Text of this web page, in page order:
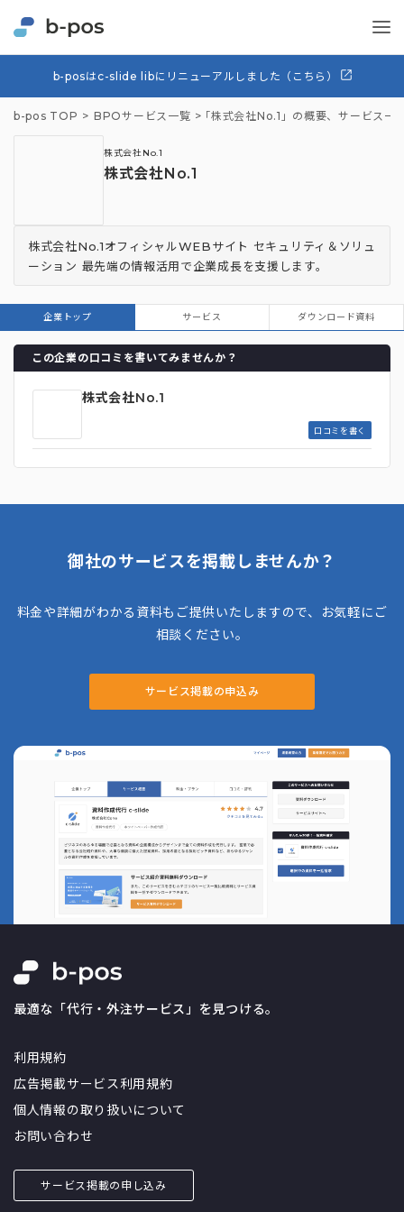
b-posはc-slide libにリニューアルしました（こちら）
b-pos TOP BPOサービス一覧 「株式会社No.1」の概要、サービス一
株式会社No.1
株式会社No.1
株式会社No.1オフィシャルWEBサイト セキュリティ＆ソリュ
ーション 最先端の情報活用で企業成長を支援します。
企業トップ サービス ダウンロード資料
この企業の口コミを書いてみませんか？
株式会社No.1
口コミを書く
御社のサービスを掲載しませんか？
料金や詳細がわかる資料もご提供いたしますので、お気軽にご
相談ください。
サービス掲載の申込み
最適な「代行・外注サービス」を見つける。
利用規約
広告掲載サービス利用規約
個人情報の取り扱いについて
お問い合わせ
サービス掲載の申し込み